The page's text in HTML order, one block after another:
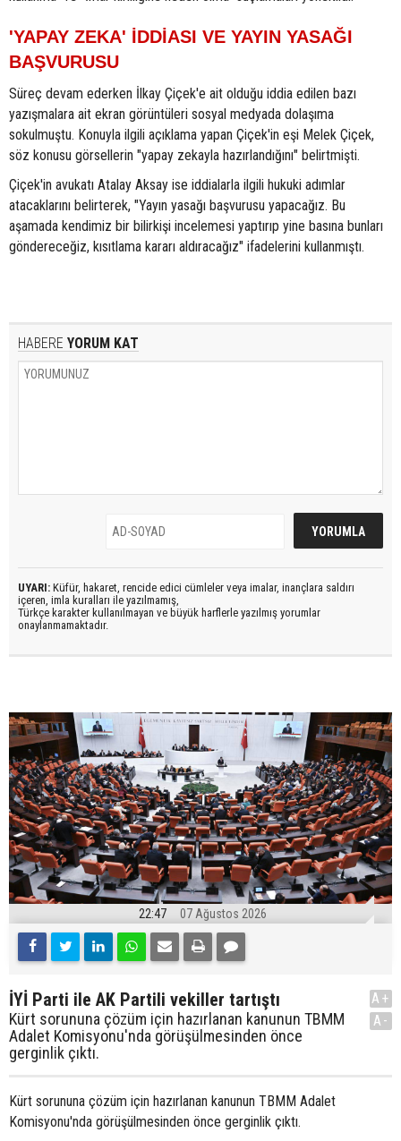
'YAPAY ZEKA' İDDİASI VE YAYIN YASAĞI
BAŞVURUSU
Süreç devam ederken İlkay Çiçek'e ait olduğu iddia edilen bazı
yazışmalara ait ekran görüntüleri sosyal medyada dolaşıma
sokulmuştu. Konuyla ilgili açıklama yapan Çiçek'in eşi Melek Çiçek,
söz konusu görsellerin "yapay zekayla hazırlandığını" belirtmişti.
Çiçek'in avukatı Atalay Aksay ise iddialarla ilgili hukuki adımlar
atacaklarını belirterek, "Yayın yasağı başvurusu yapacağız. Bu
aşamada kendimiz bir bilirkişi incelemesi yaptırıp yine basına bunları
göndereceğiz, kısıtlama kararı aldıracağız" ifadelerini kullanmıştı.
HABERE YORUM KAT
UYARI: Küfür, hakaret, rencide edici cümleler veya imalar, inançlara saldırı
içeren, imla kuralları ile yazılmamış,
Türkçe karakter kullanılmayan ve büyük harflerle yazılmış yorumlar
onaylanmamaktadır.
22:47 07 Ağustos 2026
İYİ Parti ile AK Partili vekiller tartıştı
Kürt sorununa çözüm için hazırlanan kanunun TBMM
Adalet Komisyonu'nda görüşülmesinden önce
gerginlik çıktı.
A+
A-
Kürt sorununa çözüm için hazırlanan kanunun TBMM Adalet
Komisyonu'nda görüşülmesinden önce gerginlik çıktı.